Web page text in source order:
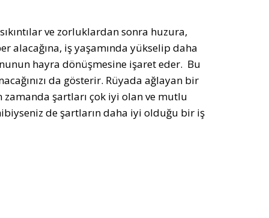
ve zorluklardan sonra huzura,
alacağına, iş yaşamında yükselip daha
hayra dönüşmesine işaret eder. Bu
da gösterir. Rüyada ağlayan bir
zamanda şartları çok iyi olan ve mutlu
de şartların daha iyi olduğu bir iş